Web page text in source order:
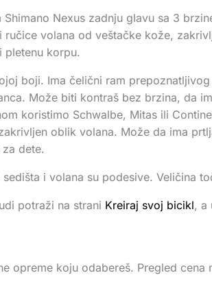
Nexus zadnju glavu sa 3
volana od veštačke kože,
pletenu korpu.
boji. Ima čelični ram
Može biti kontraš bez brzina, da
koristimo Schwalbe, Mitas ili
oblik volana. Može da ima
dete.
i volana su podesive. Veličina
potraži na strani Kreiraj svoj bicikl, a
opreme koju odabereš. Pregled cena